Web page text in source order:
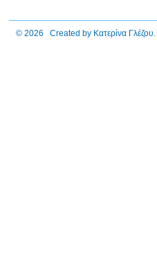
© 2026 Created by Κατερίνα Γλέζου